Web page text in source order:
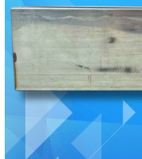
Cửa cuốn
Cửa kính
Cửa nhôm
Vách kính
Mái kính
Lan can kính